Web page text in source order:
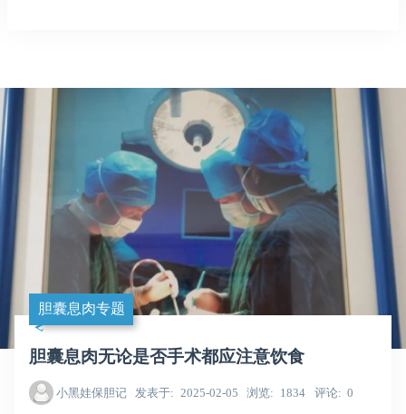
胆囊息肉专题
胆囊息肉无论是否手术都应注意饮食
小黑娃保胆记 发表于 2025-02-05 浏览 1834 评论 0